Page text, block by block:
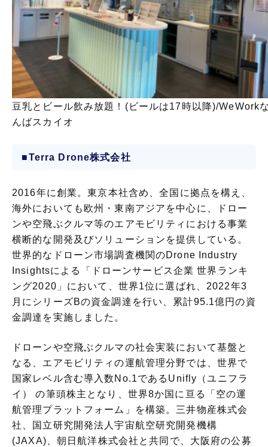
豆乳とビール飲み放題！(ビールは17時以降)/WeWork
んばスカイオ
■Terra Drone株式会社
2016年に創業。東京本社含め、全国に拠点を構え、
海外においても欧州・東南アジアを中心に、ドロー
ンや空飛ぶクルマ等のエアモビリティにおける事業
横断的な開発及びソリューションを提供している。
世界的なドローン市場調査機関のDrone Industry
Insightsによる「ドローンサービス企業 世界ランキ
ング2020」において、世界1位に選ばれ、2022年3
月にシリーズBの資金調達を行い、累計95.1億円の資
金調達を実施しました。
ドローンや空飛ぶクルマの社会実装において基盤と
なる、エアモビリティの運航管理分野では、世界で
国家レベル含む導入数No.1であるUnifly（ユニフラ
イ） の筆頭株主となり、世界8か国に亘る「空の運
航管理プラットフォーム」を構築。三井物産株式会
社、国立研究開発法人宇宙航空研究開発機構
(JAXA)、朝日航洋株式会社と共同で、大阪府の公募